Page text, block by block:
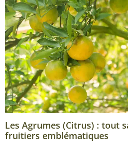
Les Agrumes (Citrus) : tout
fruitiers emblématiques